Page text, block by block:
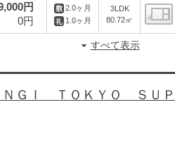
円
0円
2.0ヶ月
1.0ヶ月
3LDK
80.72㎡
すべて表示
ＮＧＩ ＴＯＫＹＯ ＳＵ